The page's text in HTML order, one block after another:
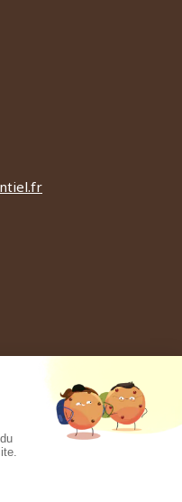
médicale, ils ne se
ni au diagnostic d'un